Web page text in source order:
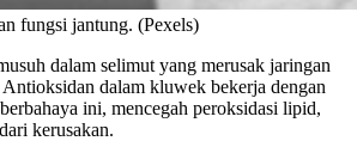
fungsi jantung. (Pexels)
dalam selimut yang merusak jaringan
Antioksidan dalam kluwek bekerja dengan
ini, mencegah peroksidasi lipid,
kerusakan.